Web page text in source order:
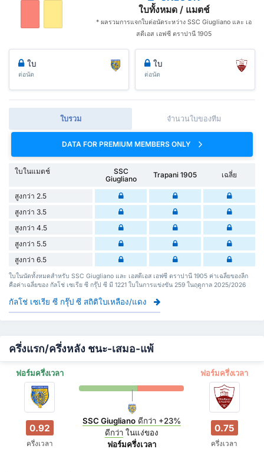
ใบทั้งหมด / แมตช์
* ผลรวมการแจกใบต่อนัดระหว่าง SSC Giugliano และ เอ
สดีเอส เอฟซี ตราปานี 1905
ใบ
ต่อนัด
ใบ
ต่อนัด
ใบรวม จำนวนใบของทีม
DATA FOR PREMIUM MEMBERS ONLY
ใบในแมตช์
SSC
Giugliano
Trapani 1905 เฉลี่ย
สูงกว่า 2.5
สูงกว่า 3.5
สูงกว่า 4.5
สูงกว่า 5.5
สูงกว่า 6.5
ใบในนัดทั้งหมดสำหรับ SSC Giugliano และ เอสดีเอส เอฟซี ตราปานี 1905 ค่าเฉลี่ยของลีก
คือค่าเฉลี่ยของ กัลโช่ เซเรีย ซี กรุ๊ป ซี มี 1221 ใบในการแข่งขัน 259 ในฤดูกาล 2025/2026
กัลโช่ เซเรีย ซี กรุ๊ป ซี สถิติใบเหลือง/แดง
ครึ่งแรก/ครึ่งหลัง ชนะ-เสมอ-แพ้
ฟอร์มครึ่งเวลา ฟอร์มครึ่งเวลา
0.92
ครึ่งเวลา
SSC Giugliano ดีกว่า +23%
ดีกว่า ในแง่ของ
ฟอร์มครึ่งเวลา
0.75
ครึ่งเวลา